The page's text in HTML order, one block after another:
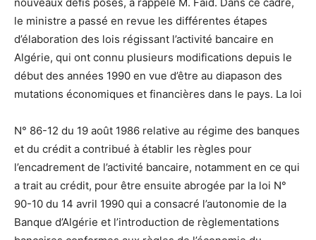
le ministre a passé en revue les différentes étapes
d’élaboration des lois régissant l’activité bancaire en
Algérie, qui ont connu plusieurs modifications depuis le
début des années 1990 en vue d’être au diapason des
mutations économiques et financières dans le pays. La loi
N° 86-12 du 19 août 1986 relative au régime des banques
et du crédit a contribué à établir les règles pour
l’encadrement de l’activité bancaire, notamment en ce qui
a trait au crédit, pour être ensuite abrogée par la loi N°
90-10 du 14 avril 1990 qui a consacré l’autonomie de la
Banque d’Algérie et l’introduction de règlementations